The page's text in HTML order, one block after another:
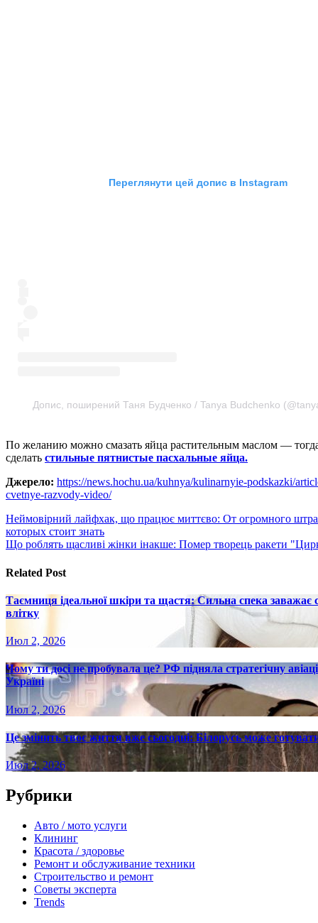
Переглянути цей допис в Instagram
Допис, поширений Таня Будченко / Tanya Budchenko
По желанию можно смазать яйца растительным маслом —
сделать стильные пятнистые пасхальные яйца.
Джерело: https://news.hochu.ua/kuhnya/kulinarnyie-podskazki/
cvetnye-razvody-video/
Навигация
по
Неймовірний лайфхак, що працює миттєво: От огромного
которых стоит знать
Що роблять щасливі жінки інакше: Помер творець ракети
Related Post
Таємниця ідеальної шкіри та щастя: Сильна спека
влітку
Июл 2, 2026
Чому ти досі не пробувала це? РФ підняла стратегічну
Україні
Июл 2, 2026
Це змінить твоє життя вже сьогодні: Білорусь може
Июл 2, 2026
Рубрики
Авто / мото услуги
Клининг
Красота / здоровье
Ремонт и обслуживание техники
Строительство и ремонт
Советы эксперта
Trends